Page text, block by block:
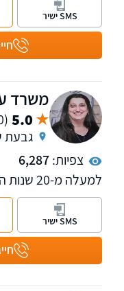
וירושות ועריכת
SMS ישיר
משרד
5.0 (10 ממליצים)
גבעת
צפיות:6,287
למעלה
בנקאות וייפוי כוח
SMS ישיר